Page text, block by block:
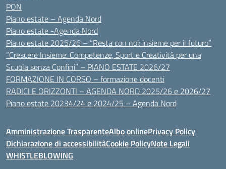
PON
Piano estate – Agenda Nord
Piano estate -Agenda Nord
Piano estate 2025/26 – “Resta con noi: insieme per il futuro”
“Crescere Insieme: Competenze, Sport e Creatività per una
Scuola senza Confini” – PIANO ESTATE 2026/27
FORMAZIONE IN CORSO – formazione docenti
RADICI E ORIZZONTI – AGENDA NORD 2025/26 e 2026/27
Piano estate 20234/24 e 2024/25 – Agenda Nord
Amministrazione TrasparenteAlbo onlinePrivacy Policy
Dichiarazione di accessibilitàCookie PolicyNote Legali
WHISTLEBLOWING